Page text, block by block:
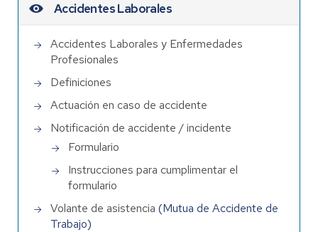
Accidentes Laborales
Accidentes Laborales y Enfermedades
Profesionales
Definiciones
Actuación en caso de accidente
Notificación de accidente / incidente
Formulario
Instrucciones para cumplimentar el
formulario
Volante de asistencia (Mutua de Accidente de
Trabajo)